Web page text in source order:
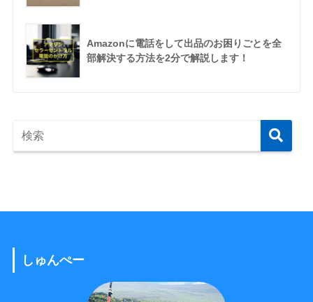
Amazonに電話をして出品のお困りごとを全
部解決する方法を2分で解説します！
しゅんぺー